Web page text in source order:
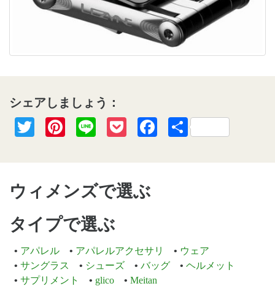
シェアしましょう：
TwitterPinterest
Line PocketFacebook
共
ウィメンズで選ぶ
タイプで選ぶ
アパレル アパレルアクセサリ
ウェア
サングラス
シューズ バッグ
ヘルメット
サプリメント
glico
Meitan